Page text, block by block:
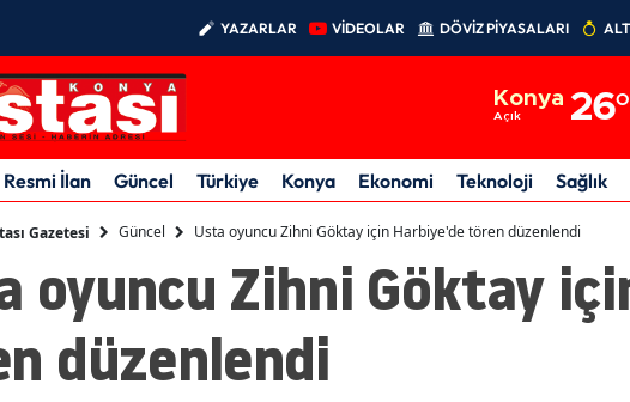
YAZARLAR VİDEOLAR DÖVİZ PİYASALARI
Konya
Açık 26°
Adıyaman
Amasya
Ankara
Resmi İlan Güncel Türkiye Konya Ekonomi Teknoloji Sağlık
Gazetesi Güncel Usta oyuncu Zihni Göktay için Harbiye'de tören düzenlendi
oyuncu Zihni Göktay
düzenlendi